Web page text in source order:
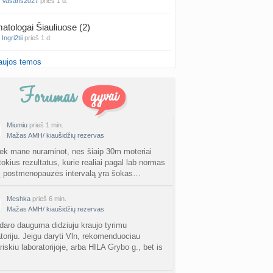
Šiauliuose (2)
Ingri2tii prieš 1 d.
valymas
Šklėrius
mėnesio dvyniai
AgnieskaAdele prieš 1 d.
Jonas
mokyklos
babarikė prieš 2 d.
rečiausi berniukų vardai :)
temos
Miumiu prieš 1 min.
Mažas AMH/ kiaušidžių rezervas
mane nuraminot, nes šiaip 30m moteriai
rezultatus, kurie realiai pagal lab normas
postmenopauzės intervalą yra šokas…
Meshka prieš 6 min.
Mažas AMH/ kiaušidžių rezervas
dauguma didziuju kraujo tyrimu
Jeigu daryti Vln, rekomenduociau
laboratorijoje, arba HILA Grybo g., bet is